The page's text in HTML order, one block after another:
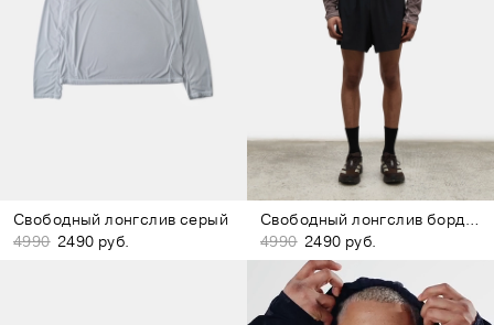
Свободный лонгслив серый
4990 2490 руб.
Свободный лонгслив бордово-коричневый
4990 2490 руб.